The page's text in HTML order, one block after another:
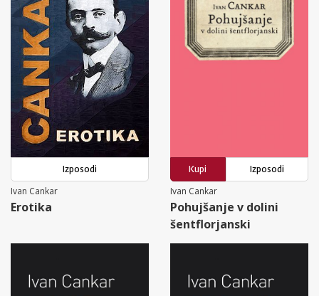
Izposodi
Ivan Cankar
Erotika
Kupi
Izposodi
Ivan Cankar
Pohujšanje v dolini
šentflorjanski